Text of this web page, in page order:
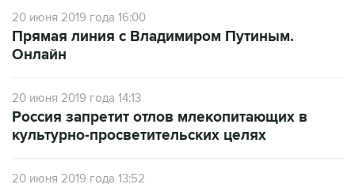
Онлайн
культурно-просветительских целях
20 июня 2019 года 13:52
"китовой тюрьмы"